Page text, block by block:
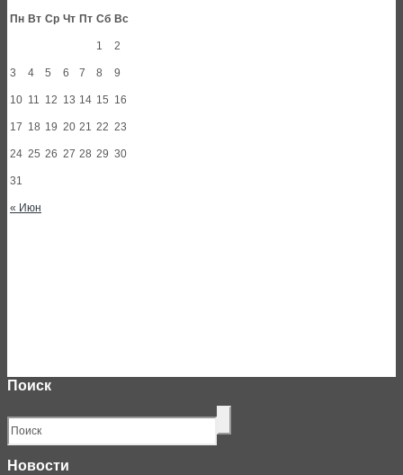
Пн Вт Ср Чт Пт Сб Вс
« Июн
1 2
3 4 5 6 7 8 9
10 11 12 13 14 15 16
17 18 19 20 21 22 23
24 25 26 27 28 29 30
31
Поиск
Новости